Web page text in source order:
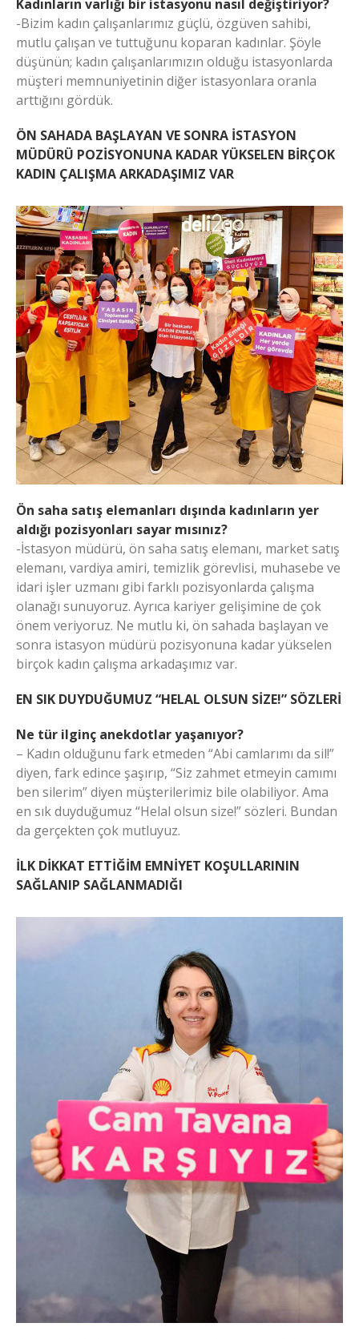
Kadınların varlığı bir istasyonu nasıl değiştiriyor?
-Bizim kadın çalışanlarımız güçlü, özgüven sahibi,
mutlu çalışan ve tuttuğunu koparan kadınlar. Şöyle
düşünün; kadın çalışanlarımızın olduğu istasyonlarda
müşteri memnuniyetinin diğer istasyonlara oranla
arttığını gördük.
ÖN SAHADA BAŞLAYAN VE SONRA İSTASYON
MÜDÜRÜ POZİSYONUNA KADAR YÜKSELEN BİRÇOK
KADIN ÇALIŞMA ARKADAŞIMIZ VAR
Ön saha satış elemanları dışında kadınların yer
aldığı pozisyonları sayar mısınız?
-İstasyon müdürü, ön saha satış elemanı, market satış
elemanı, vardiya amiri, temizlik görevlisi, muhasebe ve
idari işler uzmanı gibi farklı pozisyonlarda çalışma
olanağı sunuyoruz. Ayrıca kariyer gelişimine de çok
önem veriyoruz. Ne mutlu ki, ön sahada başlayan ve
sonra istasyon müdürü pozisyonuna kadar yükselen
birçok kadın çalışma arkadaşımız var.
EN SIK DUYDUĞUMUZ “HELAL OLSUN SİZE!” SÖZLERİ
Ne tür ilginç anekdotlar yaşanıyor?
– Kadın olduğunu fark etmeden “Abi camlarımı da sil!”
diyen, fark edince şaşırıp, “Siz zahmet etmeyin camımı
ben silerim” diyen müşterilerimiz bile olabiliyor. Ama
en sık duyduğumuz “Helal olsun size!” sözleri. Bundan
da gerçekten çok mutluyuz.
İLK DİKKAT ETTİĞİM EMNİYET KOŞULLARININ
SAĞLANIP SAĞLANMADIĞI